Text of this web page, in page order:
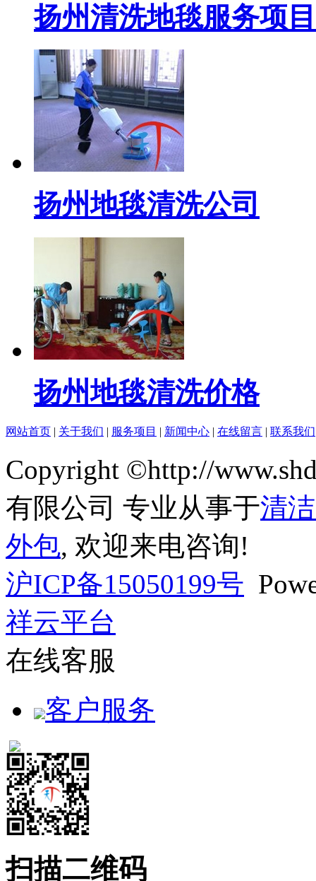
扬州清洗地毯服务项目
扬州地毯清洗公司
扬州地毯清洗价格
网站首页 | 关于我们 | 服务项目 | 新闻中心 | 在线留言 | 联系我们
Copyright ©http://
有限公司 专业从事于清
外包, 欢迎来电咨询!
沪ICP备15050199号
祥云平台
在线客服
客户服务
扫描二维码